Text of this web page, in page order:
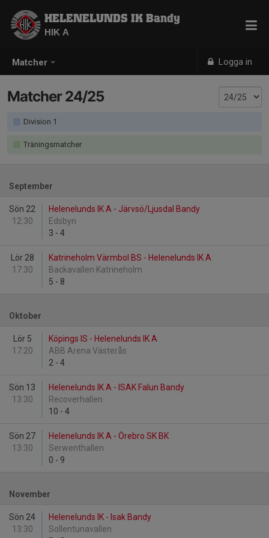
Matcher Logga in
HELENELUNDS IK Bandy
HIK A
Matcher 24/25
Division 1
Träningsmatcher
September
Sön 22
12:30
Helenelunds IK A - Järvsö/Ljusdal Bandy
Edsbyn
3 - 4
Lör 28
17:30
Katrineholm Värmbol BS - Helenelunds IK A
Backavallen Katrineholm
5 - 8
Oktober
Lör 5
17:20
Köpings IS - Helenelunds IK A
ABB Arena Västerås
2 - 4
Sön 13
13:30
Helenelunds IK A - ISAK Falun Bandy
Recoverhallen
10 - 4
Sön 27
13:30
Helenelunds IK A - Örebro SK BK
Serwenthallen
0 - 9
November
Sön 24
13:30
Helenelunds IK - Isak Bandy
Sollentunavallen